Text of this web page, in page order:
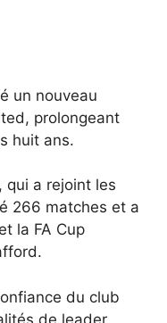
un nouveau
prolongeant
huit ans.
qui a rejoint les
266 matches et a
la FA Cup
du club
de leader,